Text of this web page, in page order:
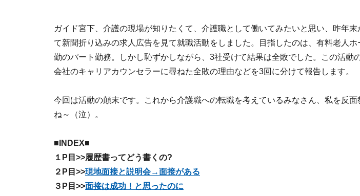
ガイド宮下、介護の現場が知りたくて、介護職として働いてみたいと思い、昨年
て新聞折り込みの求人広告を見て就職活動をしました。目指したのは、有料老人ホ
勤のパート勤務。しかし恥ずかしながら、3社受けて結果は全敗でした。この活動
会社のキャリアカウンセラーに尋ねた全敗の理由などを3回に分けて報告します。
今回は活動の顛末です。これから介護職への転職を考えているみなさん、私を反
ね～（泣）。
■INDEX■
１P目>>履歴書ってどう書くの?
２P目>>現地面接と説明会→面接がある
３P目>>面接は成功！と思ったのに